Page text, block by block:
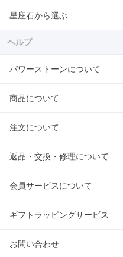
星座石から選ぶ
ヘルプ
パワーストーンについて
商品について
注文について
返品・交換・修理について
会員サービスについて
ギフトラッピングサービス
お問い合わせ